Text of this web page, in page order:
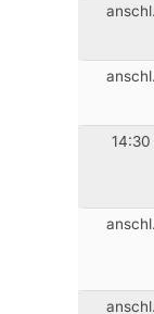
anschl.
anschl.
14:30
anschl.
anschl.